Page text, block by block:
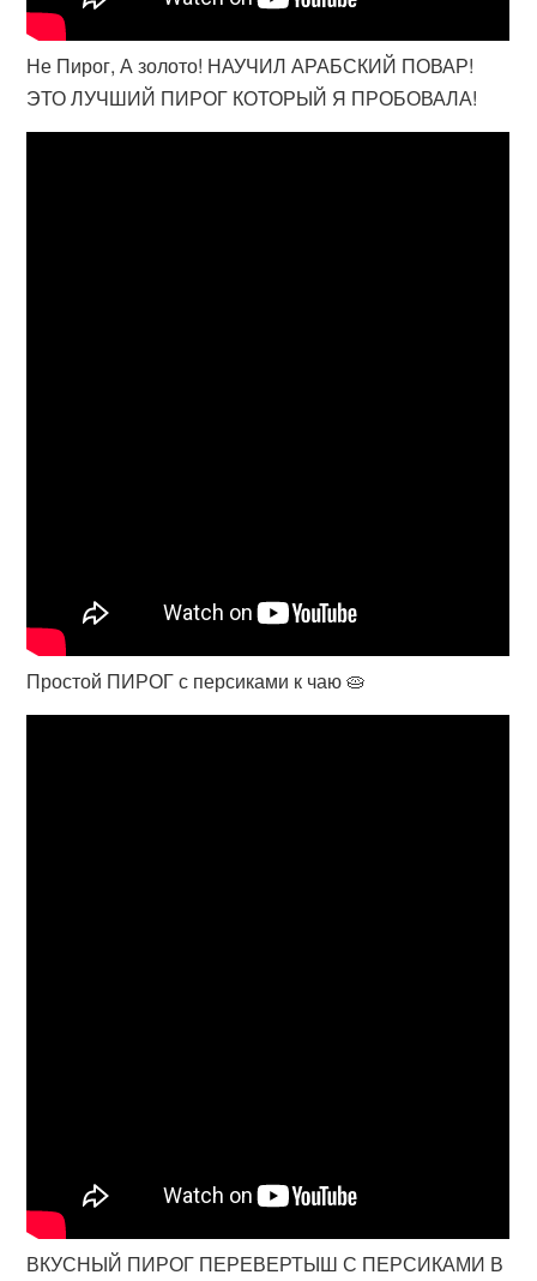
Не Пирог, А золото! НАУЧИЛ АРАБСКИЙ ПОВАР!
ЭТО ЛУЧШИЙ ПИРОГ КОТОРЫЙ Я ПРОБОВАЛА!
Простой ПИРОГ с персиками к чаю 🥧
ВКУСНЫЙ ПИРОГ ПЕРЕВЕРТЫШ С ПЕРСИКАМИ В